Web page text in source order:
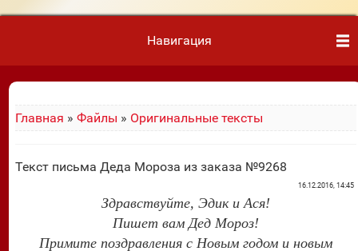
Навигация
Главная »Файлы » Оригинальные тексты
Текст письма Деда Мороза из заказа №9268
16.12.2016, 14:45
Здравствуйте, Эдик и Ася!
Пишет вам Дед Мороз!
Примите поздравления с Новым годом и новым